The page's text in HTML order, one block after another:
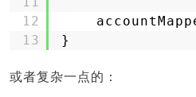
12
13
}
或者复杂一点的：